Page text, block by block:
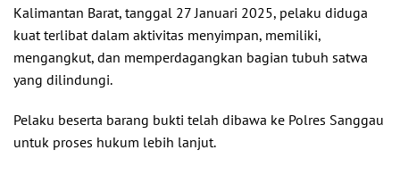
Kalimantan Barat, tanggal 27 Januari 2025, pelaku diduga
kuat terlibat dalam aktivitas menyimpan, memiliki,
mengangkut, dan memperdagangkan bagian tubuh satwa
yang dilindungi.
Pelaku beserta barang bukti telah dibawa ke Polres Sanggau
untuk proses hukum lebih lanjut.